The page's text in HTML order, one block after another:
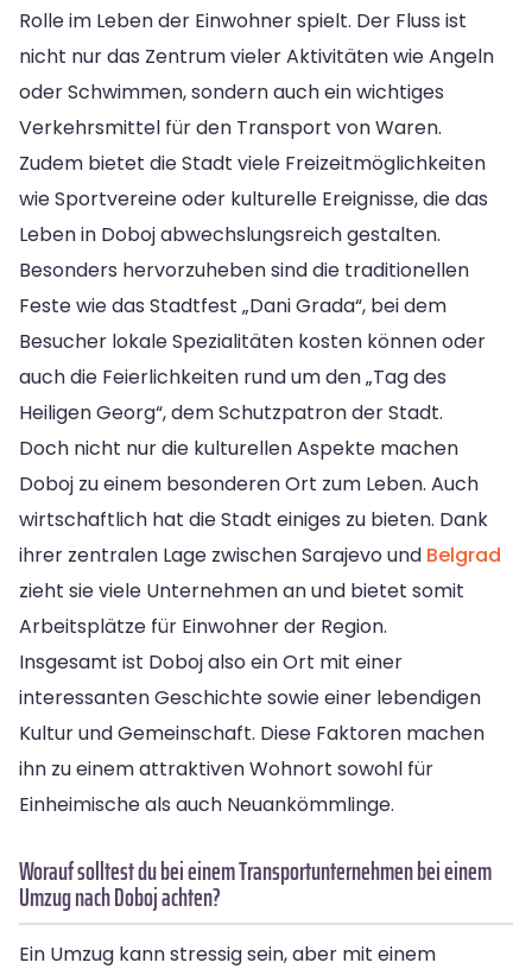
Rolle im Leben der Einwohner spielt. Der Fluss ist
nicht nur das Zentrum vieler Aktivitäten wie Angeln
oder Schwimmen, sondern auch ein wichtiges
Verkehrsmittel für den Transport von Waren.
Zudem bietet die Stadt viele Freizeitmöglichkeiten
wie Sportvereine oder kulturelle Ereignisse, die das
Leben in Doboj abwechslungsreich gestalten.
Besonders hervorzuheben sind die traditionellen
Feste wie das Stadtfest „Dani Grada“, bei dem
Besucher lokale Spezialitäten kosten können oder
auch die Feierlichkeiten rund um den „Tag des
Heiligen Georg“, dem Schutzpatron der Stadt.
Doch nicht nur die kulturellen Aspekte machen
Doboj zu einem besonderen Ort zum Leben. Auch
wirtschaftlich hat die Stadt einiges zu bieten. Dank
ihrer zentralen Lage zwischen Sarajevo und Belgrad
zieht sie viele Unternehmen an und bietet somit
Arbeitsplätze für Einwohner der Region.
Insgesamt ist Doboj also ein Ort mit einer
interessanten Geschichte sowie einer lebendigen
Kultur und Gemeinschaft. Diese Faktoren machen
ihn zu einem attraktiven Wohnort sowohl für
Einheimische als auch Neuankömmlinge.
Worauf solltest du bei einem Transportunternehmen bei einem
Umzug nach Doboj achten?
Ein Umzug kann stressig sein, aber mit einem